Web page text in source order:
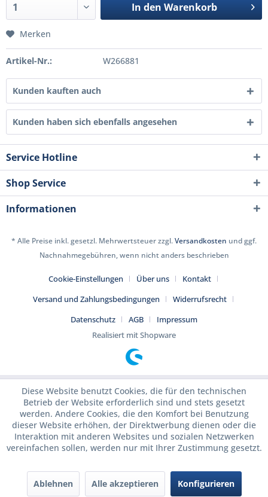
In den Warenkorb
Merken
Artikel-Nr.: W266881
Kunden kauften auch
Kunden haben sich ebenfalls angesehen
Service Hotline
Shop Service
Informationen
* Alle Preise inkl. gesetzl. Mehrwertsteuer zzgl.Versandkosten und ggf.
Nachnahmegebühren, wenn nicht anders beschrieben
Cookie-Einstellungen Über uns
Kontakt
Versand und Zahlungsbedingungen
Widerrufsrecht
Datenschutz
AGB
Impressum
Realisiert mit Shopware
Diese Website benutzt Cookies, die für den technischen
Betrieb der Website erforderlich sind und stets gesetzt
werden. Andere Cookies, die den Komfort bei Benutzung
dieser Website erhöhen, der Direktwerbung dienen oder die
Interaktion mit anderen Websites und sozialen Netzwerken
vereinfachen sollen, werden nur mit Ihrer Zustimmung gesetzt.
Ablehnen Alle akzeptieren Konfigurieren